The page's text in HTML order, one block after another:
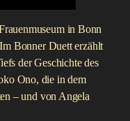
in Bonn
Bonner Duett erzählt
der Geschichte des
Ono, die in dem
– und von Angela